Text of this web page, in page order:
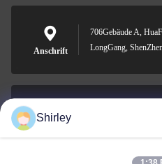
Anschrift
706Gebäude A,
LongGang,
E-Mail-Adresse
Shirley